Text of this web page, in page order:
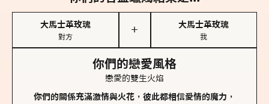
大馬士革玫瑰
對方
＋
大馬士革玫瑰
我
你們的戀愛風格
戀愛的雙生火焰
你們的關係充滿激情與火花，彼此都相信愛情的魔力，